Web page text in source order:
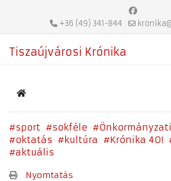
+36 (49) 341-844
Tiszaújvárosi Krónika
Home
sport sokféle
oktatás
kultúra Krónika 40!
aktuális
Nyomtatás